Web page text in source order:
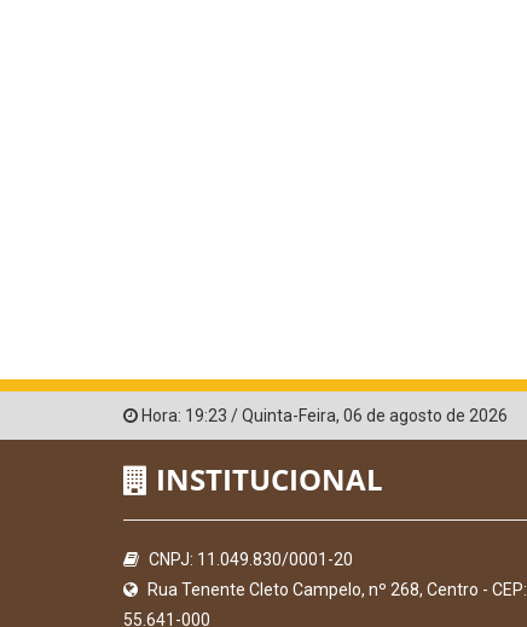
Hora: 19:23 /Quinta-Feira, 06 de agosto de 2026
INSTITUCIONAL
CNPJ: 11.049.830/0001-20
Rua Tenente Cleto Campelo, nº 268, Centro - CEP:
55.641-000